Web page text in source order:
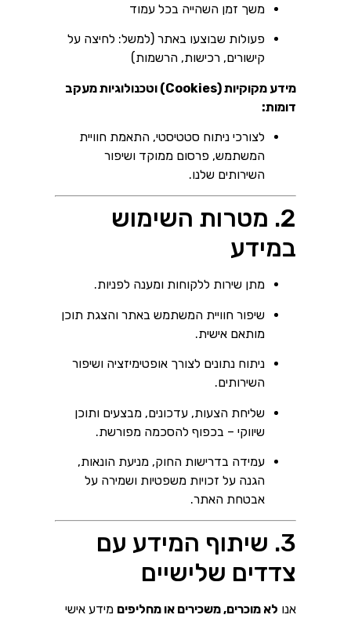
משך זמן השהייה בכל עמוד
פעולות שבוצעו באתר (למשל: לחיצה על
קישורים, רכישות, הרשמות)
מידע מקוקיות (Cookies) וטכנולוגיות מעקב
דומות:
לצורכי ניתוח סטטיסטי, התאמת חוויית
המשתמש, פרסום ממוקד ושיפור
השירותים שלנו.
2. מטרות השימוש
במידע
מתן שירות ללקוחות ומענה לפניות.
שיפור חוויית המשתמש באתר והצגת תוכן
מותאם אישית.
ניתוח נתונים לצורך אופטימיזציה ושיפור
השירותים.
שליחת הצעות, עדכונים, מבצעים ותוכן
שיווקי – בכפוף להסכמה מפורשת.
עמידה בדרישות החוק, מניעת הונאות,
הגנה על זכויות משפטיות ושמירה על
אבטחת האתר.
3. שיתוף המידע עם
צדדים שלישיים
אנו לא מוכרים, משכירים או מחליפים מידע אישי